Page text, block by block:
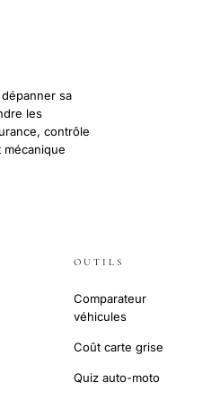
sa
les
contrôle
OUTILS
Comparateur
véhicules
Coût carte grise
Quiz auto-moto